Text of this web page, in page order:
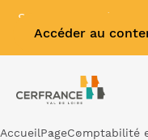
Accéder au
Se connecter à
AccueilPageComptabilité